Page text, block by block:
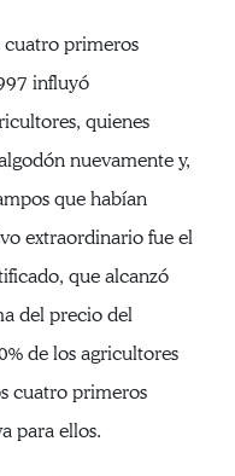
cuatro primeros
influyó
quienes
nuevamente y,
que habían
extraordinario fue el
que alcanzó
del precio del
de los agricultores
cuatro primeros
para ellos.